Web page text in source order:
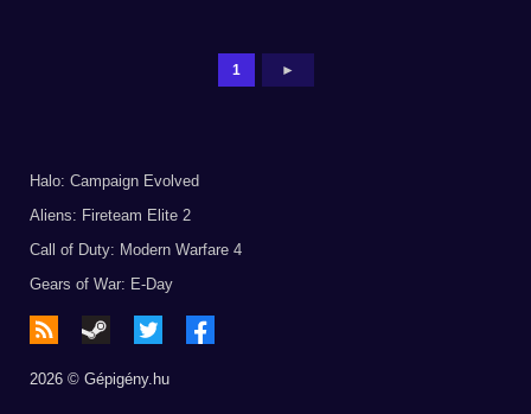
1 ►
Halo: Campaign Evolved
Aliens: Fireteam Elite 2
Call of Duty: Modern Warfare 4
Gears of War: E-Day
2026 © Gépigény.hu